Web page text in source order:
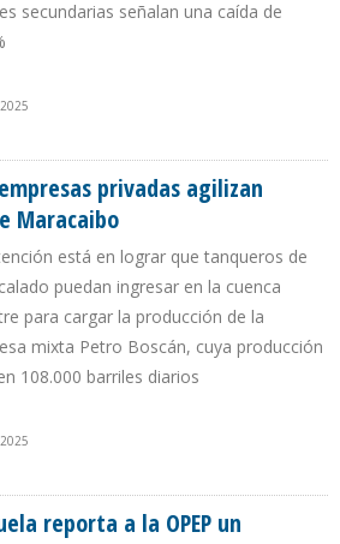
secundarias señalan una caída de
privadas agilizan
Maracaibo
está en lograr que tanqueros de
puedan ingresar en la cuenca
para cargar la producción de la
mixta Petro Boscán, cuya producción
108.000 barriles diarios
reporta a la OPEP un